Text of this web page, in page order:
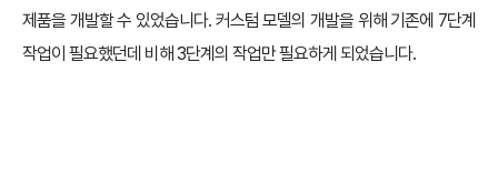
제품을 개발할 수 있었습니다. 커스텀 모델의 개발을 위해 기존에 7단계
작업이 필요했던데 비해 3단계의 작업만 필요하게 되었습니다.